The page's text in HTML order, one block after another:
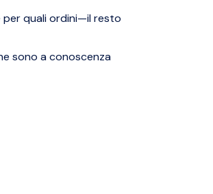
per quali ordini—il resto
sono a conoscenza